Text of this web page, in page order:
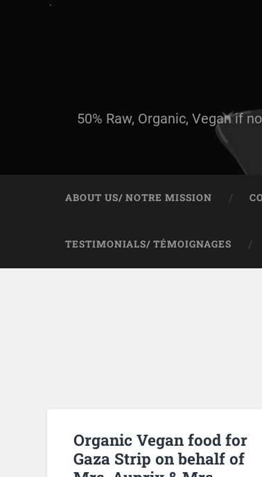
50% Raw, Organic, Vegan if
ABOUT US/ NOTRE MISSION
TESTIMONIALS/ TÉMOIGNAGES
Organic Vegan food for
Gaza Strip on behalf of